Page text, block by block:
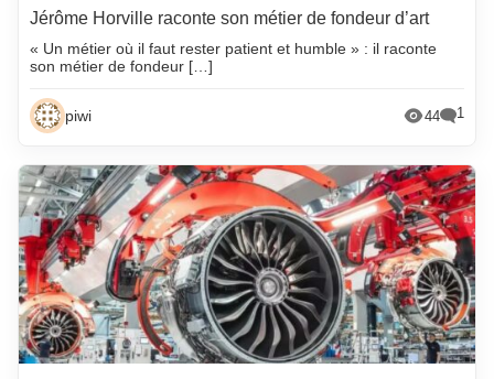
Jérôme Horville raconte son métier de fondeur d’art
« Un métier où il faut rester patient et humble » : il raconte
son métier de fondeur […]
piwi 44 1